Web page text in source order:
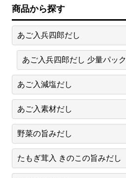
商品から探す
あご入兵四郎だし
あご入兵四郎だし 少量パック
あご入減塩だし
あご入素材だし
野菜の旨みだし
たもぎ茸入 きのこの旨みだし